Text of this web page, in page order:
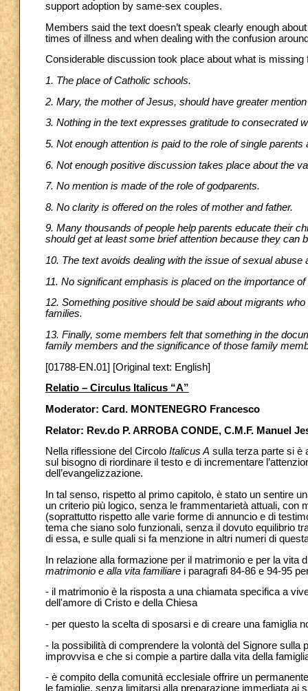
support adoption by same-sex couples.
Members said the text doesn’t speak clearly enough
times of illness and when dealing with the confusion
Considerable discussion took place about what is
1. The place of Catholic schools.
2. Mary, the mother of Jesus, should have greater
3. Nothing in the text expresses gratitude to consecrated
5. Not enough attention is paid to the role of single
6. Not enough positive discussion takes place about the
7. No mention is made of the role of godparents.
8. No clarity is offered on the roles of mother and father.
9. Many thousands of people help parents educate their
should get at least some brief attention because they can
10. The text avoids dealing with the issue of sexual abuse
11. No significant emphasis is placed on the importance
12. Something positive should be said about migrants
families.
13. Finally, some members felt that something in the
family members and the significance of those family
[01788-EN.01] [Original text: English]
Relatio – Circulus Italicus “A”
Moderator: Card. MONTENEGRO Francesco
Relator: Rev.do P. ARROBA CONDE, C.M.F. Manuel
Nella riflessione del Circolo Italicus A sulla terza parte si è
sul bisogno di riordinare il testo e di incrementare
dell’evangelizzazione.
In tal senso, rispetto al primo capitolo, è stato un sentire
un criterio più logico, senza le frammentarietà attuali, con
(soprattutto rispetto alle varie forme di annuncio e di
tema che siano solo funzionali, senza il dovuto equilibrio
di essa, e sulle quali si fa menzione in altri numeri di
In relazione alla formazione per il matrimonio e per la
matrimonio e alla vita familiare i paragrafi 84-86 e 94-95
- il matrimonio è la risposta a una chiamata specifica a
dell'amore di Cristo e della Chiesa
- per questo la scelta di sposarsi e di creare una famiglia
- la possibilità di comprendere la volontà del Signore
improvvisa e che si compie a partire dalla vita della
- è compito della comunità ecclesiale offrire un
le famiglie, senza limitarsi alla preparazione immediata